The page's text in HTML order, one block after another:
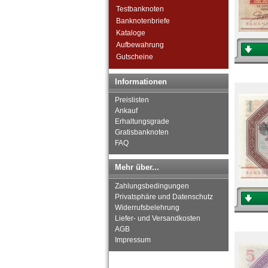
Testbanknoten
Banknotenbriefe
Kataloge
Aufbewahrung
Gutscheine
Informationen
Preislisten
Ankauf
Erhaltungsgrade
Gratisbanknoten
FAQ
Mehr über...
Zahlungsbedingungen
Privatsphäre und Datenschutz
Widerrufsbelehrung
Liefer- und Versandkosten
AGB
Impressum